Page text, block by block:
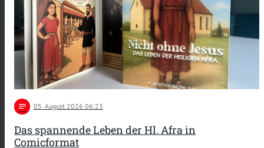
notes 05. August 2026 06:23
Das spannende Leben der Hl. Afra in
Comicformat